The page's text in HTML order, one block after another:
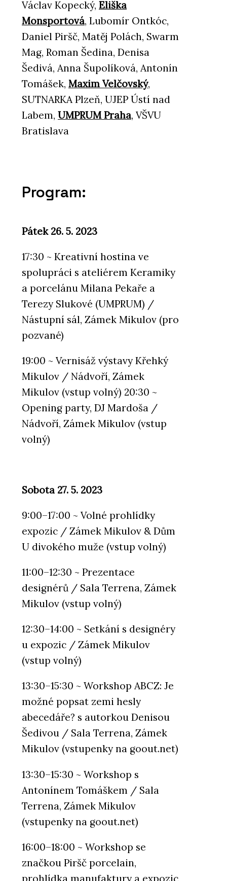
Václav Kopecký, Eliška
Monsportová, Lubomír Ontkóc,
Daniel Piršč, Matěj Polách, Swarm
Mag, Roman Šedina, Denisa
Šedivá, Anna Šupolíková, Antonín
Tomášek, Maxim Velčovský,
SUTNARKA Plzeň, UJEP Ústí nad
Labem, UMPRUM Praha, VŠVU
Bratislava
Program:
Pátek 26. 5. 2023
17:30 ~ Kreativní hostina ve
spolupráci s ateliérem Keramiky
a porcelánu Milana Pekaře a
Terezy Slukové (UMPRUM) /
Nástupní sál, Zámek Mikulov (pro
pozvané)
19:00 ~ Vernisáž výstavy Křehký
Mikulov / Nádvoří, Zámek
Mikulov (vstup volný) 20:30 ~
Opening party, DJ Mardoša /
Nádvoří, Zámek Mikulov (vstup
volný)
Sobota 27. 5. 2023
9:00–17:00 ~ Volné prohlídky
expozic / Zámek Mikulov & Dům
U divokého muže (vstup volný)
11:00–12:30 ~ Prezentace
designérů / Sala Terrena, Zámek
Mikulov (vstup volný)
12:30–14:00 ~ Setkání s designéry
u expozic / Zámek Mikulov
(vstup volný)
13:30–15:30 ~ Workshop ABCZ: Je
možné popsat zemi hesly
abecedáře? s autorkou Denisou
Šedivou / Sala Terrena, Zámek
Mikulov (vstupenky na goout.net)
13:30–15:30 ~ Workshop s
Antonínem Tomáškem / Sala
Terrena, Zámek Mikulov
(vstupenky na goout.net)
16:00–18:00 ~ Workshop se
značkou Piršč porcelain,
prohlídka manufaktury a expozic